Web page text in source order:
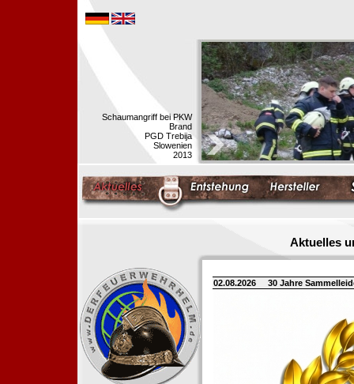
Schaumangriff bei PKW
Brand
PGD Trebija
Slowenien
2013
Aktuelles
02.08.2026 30 Jahre